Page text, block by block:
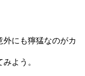
外にも獰猛なのがカ
よう。